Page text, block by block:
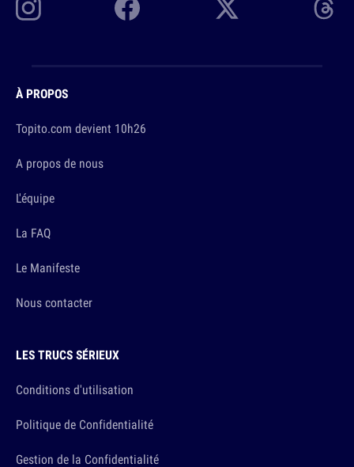
À PROPOS
Topito.com devient 10h26
A propos de nous
L'équipe
La FAQ
Le Manifeste
Nous contacter
LES TRUCS SÉRIEUX
Conditions d'utilisation
Politique de Confidentialité
Gestion de la Confidentialité